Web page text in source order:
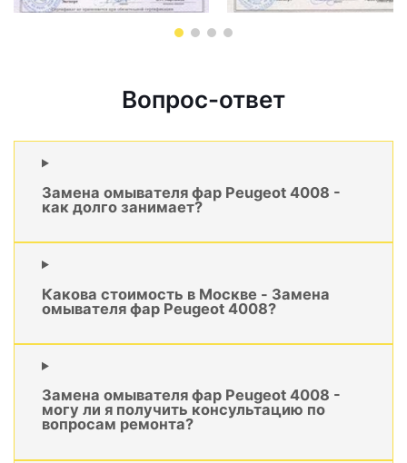
Вопрос-ответ
Замена омывателя фар Peugeot 4008 -
как долго занимает?
Какова стоимость в Москве - Замена
омывателя фар Peugeot 4008?
Замена омывателя фар Peugeot 4008 -
могу ли я получить консультацию по
вопросам ремонта?